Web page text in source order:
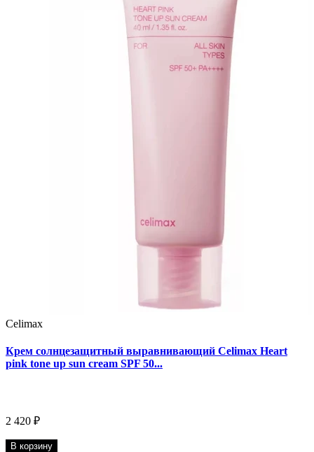
Celimax
Крем солнцезащитный выравнивающий Celimax Heart
pink tone up sun cream SPF 50...
2 420 ₽
В корзину